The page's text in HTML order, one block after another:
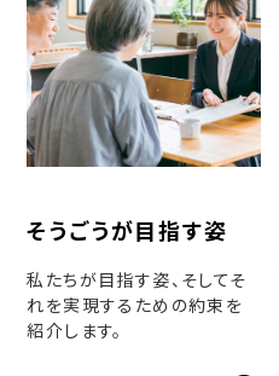
そうごうが目指す姿
私たちが目指す姿、そしてそ
れを実現するための約束を
紹介します。